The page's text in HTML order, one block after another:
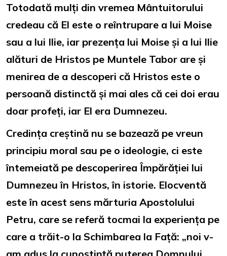
Totodată mulți din vremea Mântuitorului
credeau că El este o reîntrupare a lui Moise
sau a lui Ilie, iar prezența lui Moise și a lui Ilie
alături de Hristos pe Muntele Tabor are și
menirea de a descoperi că Hristos este o
persoană distinctă și mai ales că cei doi erau
doar profeți, iar El era Dumnezeu.
Credința creștină nu se bazează pe vreun
principiu moral sau pe o ideologie, ci este
întemeiată pe descoperirea Împărăției lui
Dumnezeu în Hristos, în istorie. Elocventă
este în acest sens mărturia Apostolului
Petru, care se referă tocmai la experiența pe
care a trăit-o la Schimbarea la Față: „noi v-